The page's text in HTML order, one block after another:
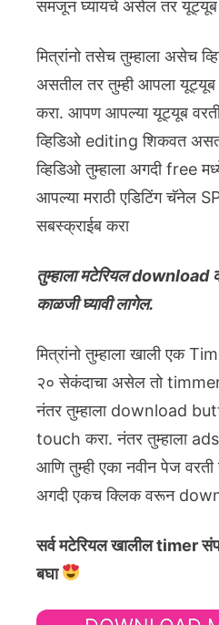
समजून घ्यायचे असेल तर यूट्यूब
मित्रांनो तसेच तुम्हाला असेच
असतील तर तुम्ही आपला
करा. आपण आपल्या यूट्यूब वरती
व्हिडिओ editing शिकवत
व्हिडिओ तुम्हाला अगदी free
आपल्या मराठी एडिटिंग चॅनेल
सबस्क्राईब करा
तुम्हाला मटेरियल download
काळजी घ्यावी लागेल.
मित्रांनो तुम्हाला खाली एक
२० सेकंदाचा असेल तो timmer
नंतर तुम्हाला download
touch करा. नंतर तुम्हाला
आणि तुम्ही एका नवीन पेज वरती
अगदी एकच क्लिक वरून
सर्व मटेरियल खालील timer
बघा